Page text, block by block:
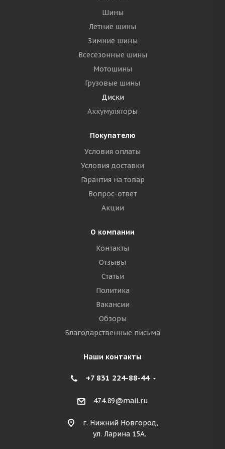
Шины
Летние шины
Зимние шины
Всесезонные шины
Мотошины
Грузовые шины
Диски
Аккумуляторы
Покупателю
Условия оплаты
Условия доставки
Гарантия на товар
Вопрос-ответ
Акции
О компании
Контакты
Отзывы
Статьи
Политика
Вакансии
Обзоры
Благодарственные письма
Наши контакты
+7 831 224-88-44
474.89@mail.ru
г. Нижний Новгород,
ул. Ларина 15А.